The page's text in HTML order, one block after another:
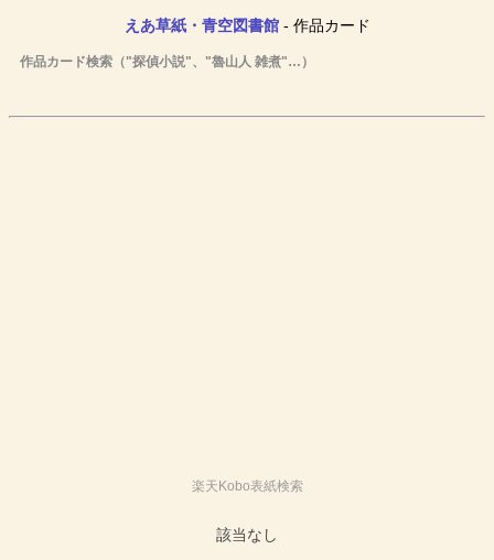
えあ草紙・青空図書館- 作品カード
作品カード検索（"探偵小説"、"魯山人 雑煮"…）
楽天Kobo表紙検索